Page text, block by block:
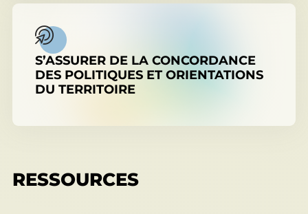
S’ASSURER DE LA CONCORDANCE
DES POLITIQUES ET ORIENTATIONS
DU TERRITOIRE
RESSOURCES